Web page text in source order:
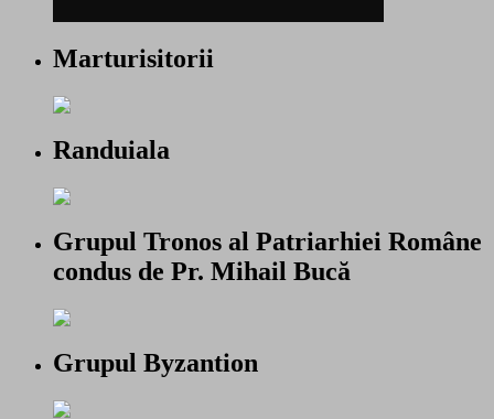
Marturisitorii
Randuiala
Grupul Tronos al Patriarhiei Române
condus de Pr. Mihail Bucă
Grupul Byzantion